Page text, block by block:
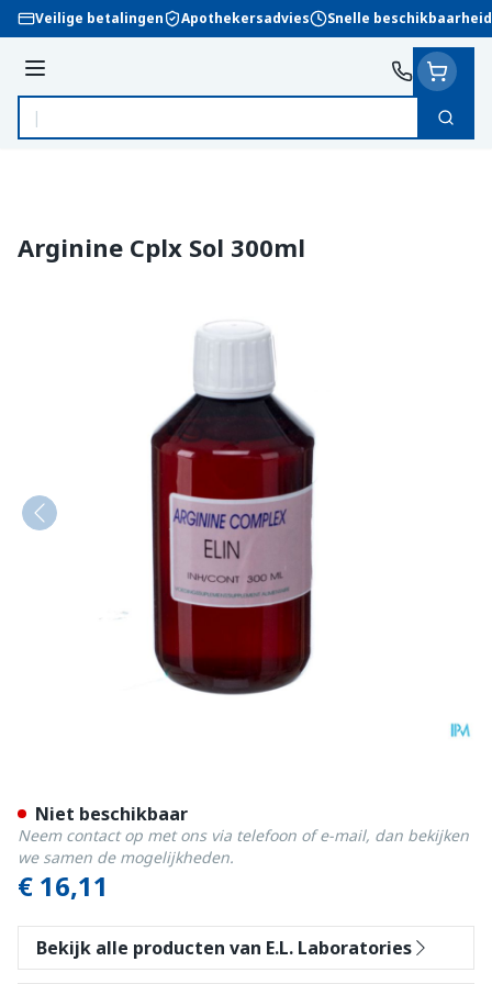
Ga naar de inhoud
Veilige betalingen Apothekersadvies Snelle beschikbaarheid
Menu
Product, merk, categorie...
Zoek
Arginine Cplx Sol 300ml
€ 16,11
Niet beschikbaar
Neem contact op met ons via telefoon of e-mail, dan bekijken
we samen de mogelijkheden.
Bekijk alle producten van E.L. Laboratories